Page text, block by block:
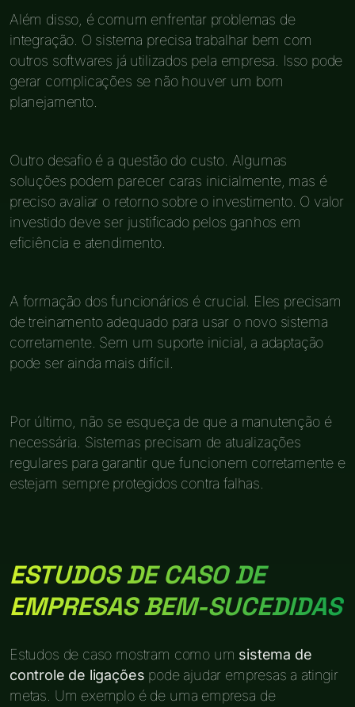
Além disso, é comum enfrentar problemas de
integração. O sistema precisa trabalhar bem com
outros softwares já utilizados pela empresa. Isso pode
gerar complicações se não houver um bom
planejamento.
Outro desafio é a questão do custo. Algumas
soluções podem parecer caras inicialmente, mas é
preciso avaliar o retorno sobre o investimento. O valor
investido deve ser justificado pelos ganhos em
eficiência e atendimento.
A formação dos funcionários é crucial. Eles precisam
de treinamento adequado para usar o novo sistema
corretamente. Sem um suporte inicial, a adaptação
pode ser ainda mais difícil.
Por último, não se esqueça de que a manutenção é
necessária. Sistemas precisam de atualizações
regulares para garantir que funcionem corretamente e
estejam sempre protegidos contra falhas.
ESTUDOS DE CASO DE
EMPRESAS BEM-SUCEDIDAS
Estudos de caso mostram como um sistema de
controle de ligações pode ajudar empresas a atingir
metas. Um exemplo é de uma empresa de